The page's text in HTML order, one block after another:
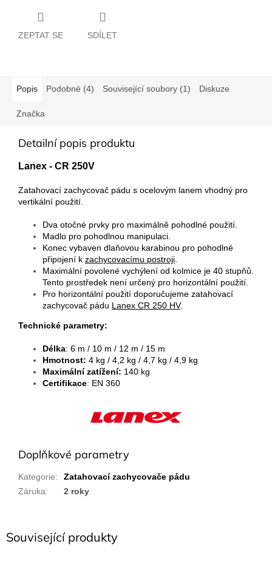
ZEPTAT SE SDÍLET
Související produkty
Popis Podobné (4) Související soubory (1) Diskuze
Značka
Detailní popis produktu
Lanex - CR 250V
Zatahovací zachycovač pádu s ocelovým lanem vhodný pro
vertikální použití.
Dva otočné prvky pro maximálně pohodlné použití.
Madlo pro pohodlnou manipulaci.
Konec vybaven dlaňovou karabinou pro pohodlné
připojení k zachycovacímu postroji
Maximální povolené vychýlení od kolmice je 40 stupňů.
Tento prostředek není určený pro horizontální použití.
Pro horizontální použití doporučujeme zatahovací
zachycovač pádu Lanex CR 250 HV.
Technické parametry:
Délka: 6 m / 10 m / 12 m / 15 m
Hmotnost: 4 kg / 4,2 kg / 4,7 kg / 4,9 kg
Maximální zatížení: 140 kg
Certifikace: EN 360
Doplňkové parametry
Kategorie:
Zatahovací zachycovače pádu
Záruka: 2 roky